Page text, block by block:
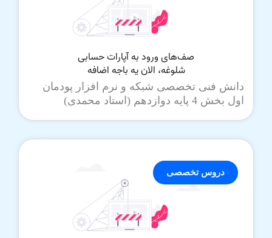
دانش فنی تخصصی شبکه و نرم افزار پودمان
اول بخش 4 پایه دوازدهم (استاد محمدی)
دروس تخصصی